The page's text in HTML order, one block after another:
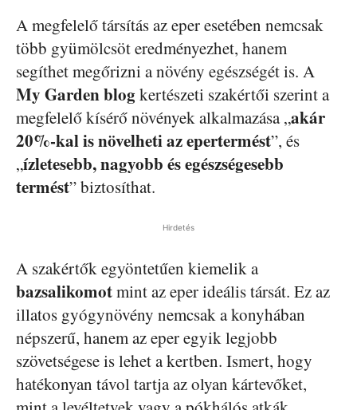
A megfelelő társítás az eper esetében nemcsak
több gyümölcsöt eredményezhet, hanem
segíthet megőrizni a növény egészségét is. A
My Garden blogkertészeti szakértői szerint a
megfelelő kísérő növények alkalmazása „akár
20%-kal is növelheti az epertermést”, és
„ízletesebb, nagyobb és egészségesebb
termést” biztosíthat.
Hirdetés
A szakértők egyöntetűen kiemelik a
bazsalikomotmint az eper ideális társát. Ez az
illatos gyógynövény nemcsak a konyhában
népszerű, hanem az eper egyik legjobb
szövetségese is lehet a kertben. Ismert, hogy
hatékonyan távol tartja az olyan kártevőket,